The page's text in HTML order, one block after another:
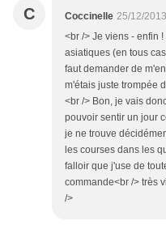
C Coccinelle 25/12/
<br /> Je viens - enfin
asiatiques (en tous
faut demander de
m'étais juste trompée
<br /> Bon, je vais
pouvoir sentir un jour
je ne trouve
les courses dans les
falloir que j'use de
commande<br /> très
/>